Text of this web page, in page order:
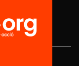
Social